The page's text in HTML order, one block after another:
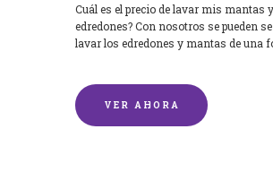
Cuál es el precio de lavar mis mantas y
edredones? Con nosotros se pueden
lavar los edredones y mantas de una
VER AHORA